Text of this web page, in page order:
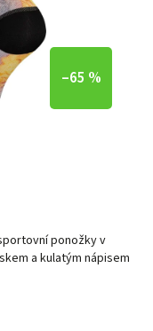
–65 %
ponožky v
a kulatým nápisem